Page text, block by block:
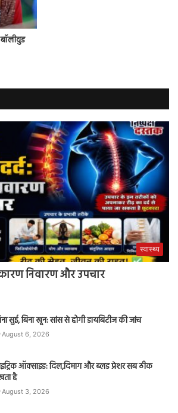
स्वास्थ्य
कारण निवारण और उपचार
सुई, बिना खून: सांस से होगी डायबिटीज की जांच
August 6, 2026
ऑक्साइड: दिल,दिमाग और ब्लड प्रेशर सब ठीक
है
August 3, 2026